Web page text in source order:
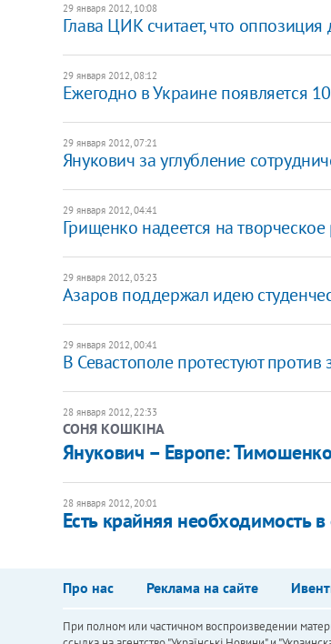
29 января 2012, 10:08
Глава ЦИК считает, что
29 января 2012, 08:12
Ежегодно в Украине появляется 10
29 января 2012, 07:21
Янукович за углубление
29 января 2012, 04:41
Грищенко надеется на
29 января 2012, 03:23
Азаров поддержал идею
29 января 2012, 00:41
В Севастополе протестуют
28 января 2012, 22:33
СОНЯ КОШКІНА
Янукович – Европе:
28 января 2012, 20:01
Есть крайняя необходимость
Про нас Реклама на сайте
При полном или частичном воспроизведении